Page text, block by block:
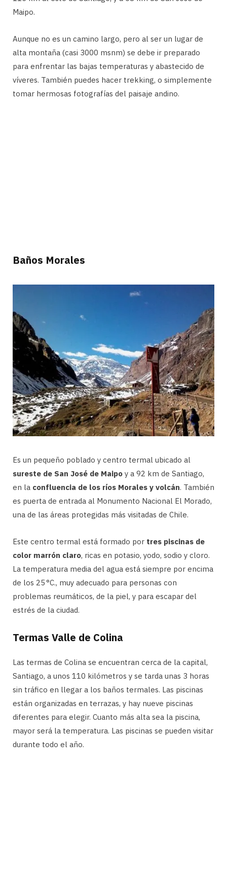
Maipo.
Aunque no es un camino largo, pero al ser un lugar de
alta montaña (casi 3000 msnm) se debe ir preparado
para enfrentar las bajas temperaturas y abastecido de
víveres. También puedes hacer trekking, o simplemente
tomar hermosas fotografías del paisaje andino.
Baños Morales
Es un pequeño poblado y centro termal ubicado al
sureste de San José de Maipo y a 92 km de Santiago,
en la confluencia de los ríos Morales y volcán. También
es puerta de entrada al Monumento Nacional El Morado,
una de las áreas protegidas más visitadas de Chile.
Este centro termal está formado por tres piscinas de
color marrón claro, ricas en potasio, yodo, sodio y cloro.
La temperatura media del agua está siempre por encima
de los 25 °C., muy adecuado para personas con
problemas reumáticos, de la piel, y para escapar del
estrés de la ciudad.
Termas Valle de Colina
Las termas de Colina se encuentran cerca de la capital,
Santiago, a unos 110 kilómetros y se tarda unas 3 horas
sin tráfico en llegar a los baños termales. Las piscinas
están organizadas en terrazas, y hay nueve piscinas
diferentes para elegir. Cuanto más alta sea la piscina,
mayor será la temperatura. Las piscinas se pueden visitar
durante todo el año.